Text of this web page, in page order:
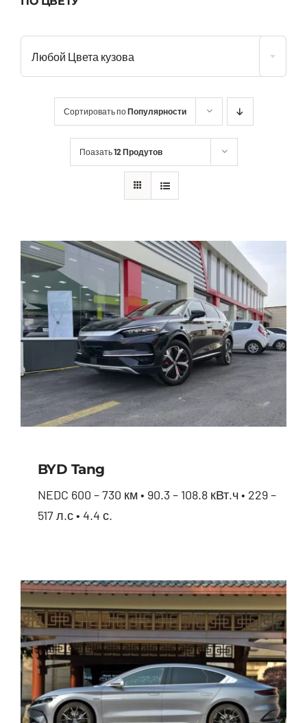
Любой Цвета кузова
Сортировать поПопулярности
Поазать12 Продутов
BYD Tang
NEDC 600 – 730 км • 90.3 – 108.8 кВт.ч • 229 –
517 л.с • 4.4 с.